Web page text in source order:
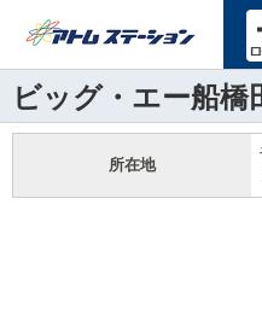
ビッグ・エー船橋
所在地